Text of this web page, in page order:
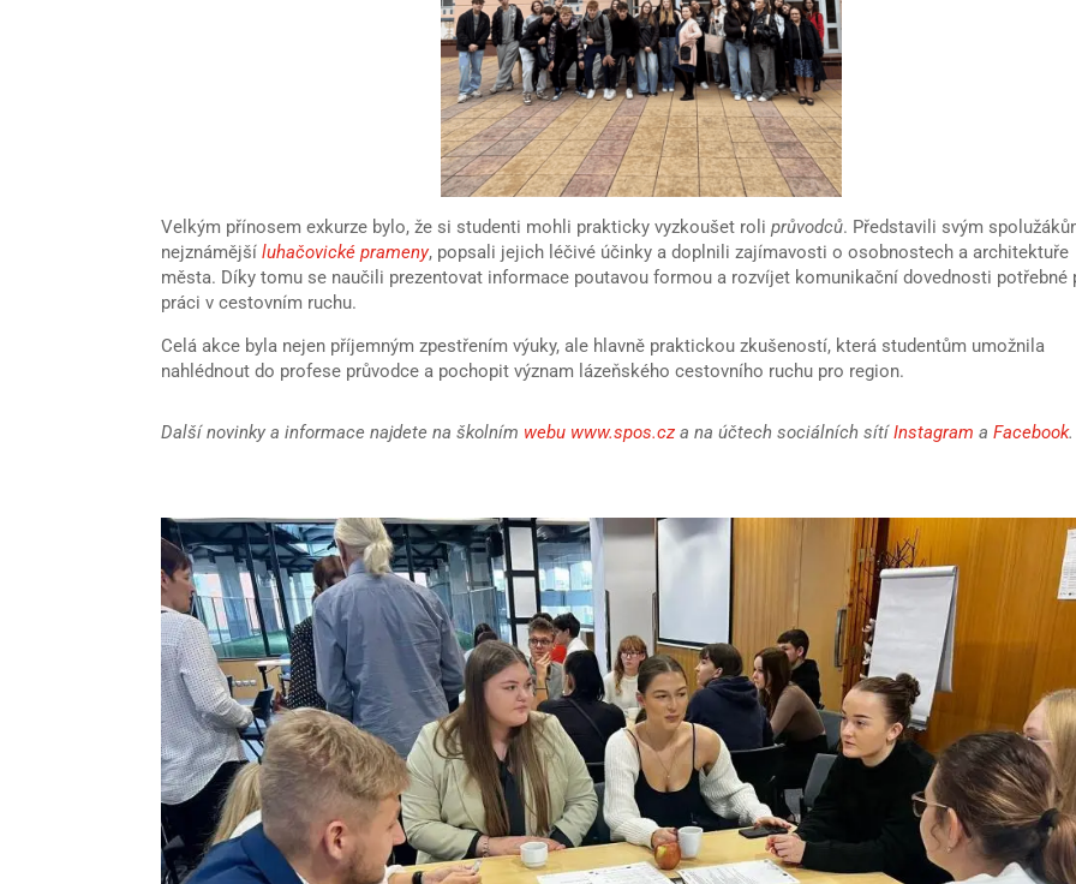
Velkým přínosem exkurze bylo, že si studenti mohli prakticky vyzkoušet roliprůvodců. Představili svým
nejznámějšíluhačovické prameny, popsali jejich léčivé účinky a doplnili zajímavosti o osobnostech a architektuře
města. Díky tomu se naučili prezentovat informace poutavou formou a rozvíjet komunikační dovednosti potřebné
práci v cestovním ruchu.
Celá akce byla nejen příjemným zpestřením výuky, ale hlavně praktickou zkušeností, která studentům umožnila
nahlédnout do profese průvodce a pochopit význam lázeňského cestovního ruchu pro region.
Další novinky a informace najdete na školním webu www.spos.cz a na účtech sociálních sítíInstagram aFacebook.